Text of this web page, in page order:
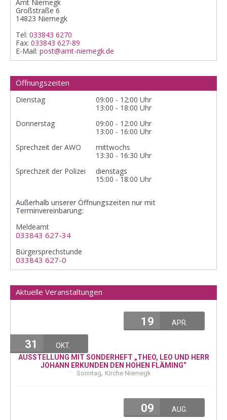
Amt Niemegk
Großstraße 6
14823 Niemegk
Tel: 033843 6270
Fax: 033843 627-89
E-Mail: post@amt-niemegk.de
Öffnungszeiten
Dienstag
09:00 - 12:00 Uhr
13:00 - 18:00 Uhr
Donnerstag
09:00 - 12:00 Uhr
13:00 - 16:00 Uhr
Sprechzeit der AWO
mittwochs
13:30 - 16:30 Uhr
Sprechzeit der Polizei
dienstags
15:00 - 18:00 Uhr
Außerhalb unserer Öffnungszeiten nur mit
Terminvereinbarung:
Meldeamt
033843 627-34
Bürgersprechstunde
033843 627-0
Aktuelle Veranstaltungen
19 APR.
31
OKT.
AUSSTELLUNG MIT SONDERHEFT „THEO, LEO UND HERR
JOHANN ERKUNDEN DEN HOHEN FLÄMING“
Sonntag, Kirche Niemegk
09
AUG.